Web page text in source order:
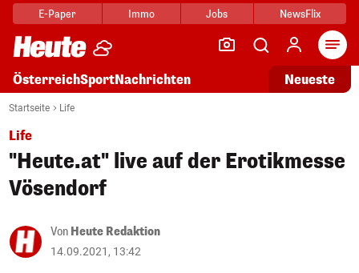
E-Paper Immo Jobs NewsFlix
ÖsterreichSportNachrichten Neueste
Startseite Life
Life
"Heute.at" live auf der Erotikmesse
Vösendorf
Von Heute Redaktion
14.09.2021, 13:42